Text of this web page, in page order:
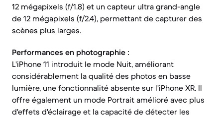
12 mégapixels (f/1.8) et un capteur ultra grand-angle
de 12 mégapixels (f/2.4), permettant de capturer des
scènes plus larges.
Performances en photographie :
L'iPhone 11 introduit le mode Nuit, améliorant
considérablement la qualité des photos en basse
lumière, une fonctionnalité absente sur l'iPhone XR. Il
offre également un mode Portrait amélioré avec plus
d'effets d'éclairage et la capacité de détecter les